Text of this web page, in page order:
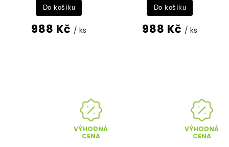
988 Kč / ks
Do košíku
988 Kč / ks
Do košíku
VÝHODNÁ
CENA
VÝHODNÁ
CENA